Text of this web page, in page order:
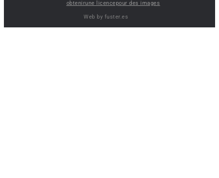
obtenirune licencepour des images
Web by fuster.es